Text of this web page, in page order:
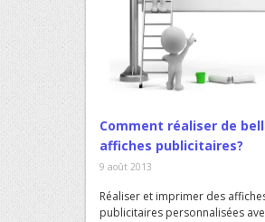
Comment réaliser de
affiches publicitaires?
9 août 2013
Réaliser et imprimer des
publicitaires personnalisées